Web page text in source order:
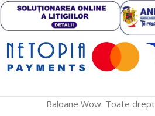
Baloane Wow. Toate